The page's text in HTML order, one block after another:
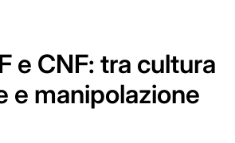
e CNF: tra cultura
e manipolazione